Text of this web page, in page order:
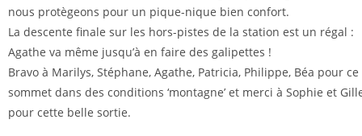
nous protègeons pour un pique-nique bien confort.
La descente finale sur les hors-pistes de la station est un régal :
Agathe va même jusqu’à en faire des galipettes !
Bravo à Marilys, Stéphane, Agathe, Patricia, Philippe, Béa pour ce
sommet dans des conditions ‘montagne’ et merci à Sophie et
pour cette belle sortie.